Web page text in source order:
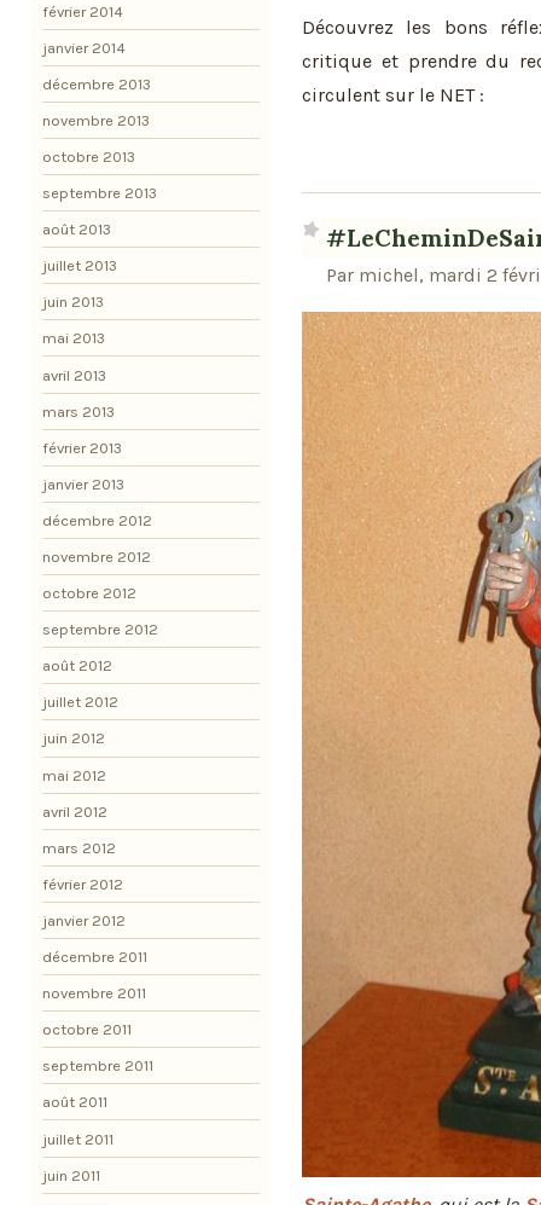
Découvrez les bons
critique et prendre du
circulent sur le NET :
Par michel, mardi 2
février 2014
janvier 2014
décembre 2013
novembre 2013
octobre 2013
septembre 2013
août 2013
juillet 2013
juin 2013
mai 2013
avril 2013
mars 2013
février 2013
janvier 2013
décembre 2012
novembre 2012
octobre 2012
septembre 2012
août 2012
juillet 2012
juin 2012
mai 2012
avril 2012
mars 2012
février 2012
janvier 2012
décembre 2011
novembre 2011
octobre 2011
septembre 2011
août 2011
juillet 2011
juin 2011